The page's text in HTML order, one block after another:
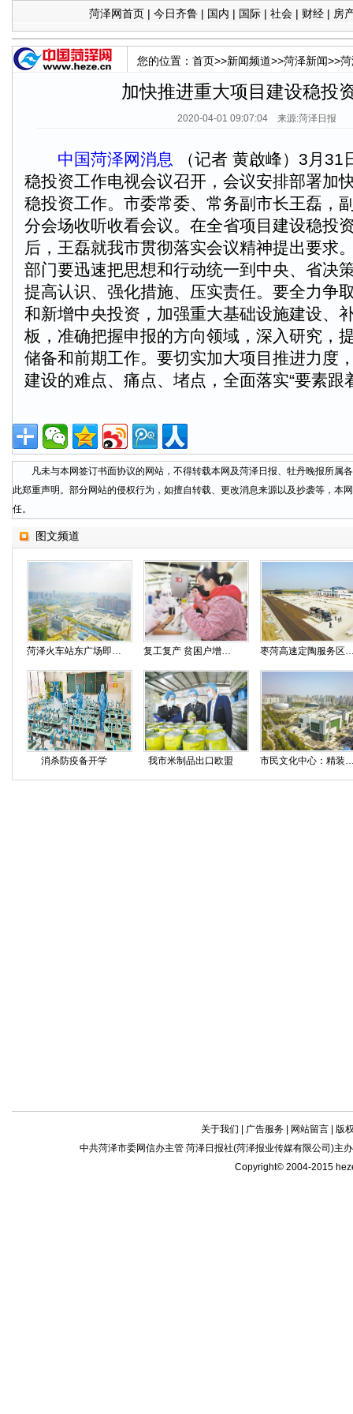
菏泽网首页 | 今日齐鲁 | 国内 | 国际 | 社会 | 财经 | 房
您的位置： 首页>>新闻频道>>菏泽新闻>>
加快推进重大项目建设稳投
2020-04-01 09:07:04 来源:菏泽日报
中国菏泽网消息 （记者 黄啟峰）3月31
稳投资工作电视会议召开，会议安排部署加
稳投资工作。市委常委、常务副市长王磊，
分会场收听收看会议。在全省项目建设稳投
后，王磊就我市贯彻落实会议精神提出要求
部门要迅速把思想和行动统一到中央、省决
提高认识、强化措施、压实责任。要全力争
和新增中央投资，加强重大基础设施建设、
板，准确把握申报的方向领域，深入研究，
储备和前期工作。要切实加大项目推进力度
建设的难点、痛点、堵点，全面落实“要素跟
凡未与本网签订书面协议的网站，不得转载本网及菏泽日报、牡丹晚报所属
此郑重声明。部分网站的侵权行为，如擅自转载、更改消息来源以及抄袭等，本
任。
图文频道
菏泽火车站东广场即将开工 复工复产 贫困户增收有望 枣菏高速定陶服务
消杀防疫备开学 我市米制品出口欧盟 市民文化中心：精
关于我们 广告服务| 网站留言| 版
中共菏泽市委网信办主管 菏泽日报社(菏泽报业传媒有限公司)主
Copyright© 2004-2015